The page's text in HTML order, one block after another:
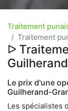
Traitement
Traitement
ᐅ
Le prix d'une
Guilherand-
Les spécialistes